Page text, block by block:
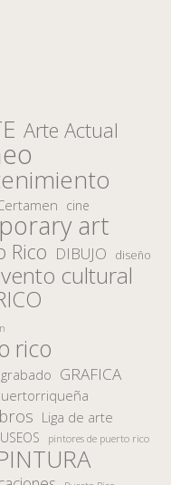
Arte Actual
cine
art
Rico DIBUJO diseño
cultural
rico
grabado GRAFICA
Liga de arte
pintores de puerto rico